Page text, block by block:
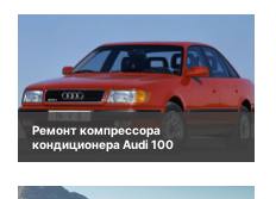
Ремонт компрессора
кондиционера Audi 100